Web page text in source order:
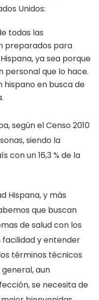
Unidos:
todas las
preparados para
ya sea porque
personal que lo hace.
hispano en busca de
según el Censo 2010
siendo la
con un 16,3 % de la
Hispana, y más
que buscan
de salud con los
y entender
términos técnicos
aun
se necesita de